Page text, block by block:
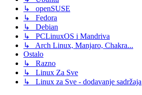
↳ openSUSE
↳ Fedora
↳ Debian
↳ PCLinuxOS i Mandriva
↳ Arch Linux, Manjaro, Chakra...
Ostalo
↳ Razno
↳ Linux Za Sve
↳ Linux za Sve - dodavanje sadržaja